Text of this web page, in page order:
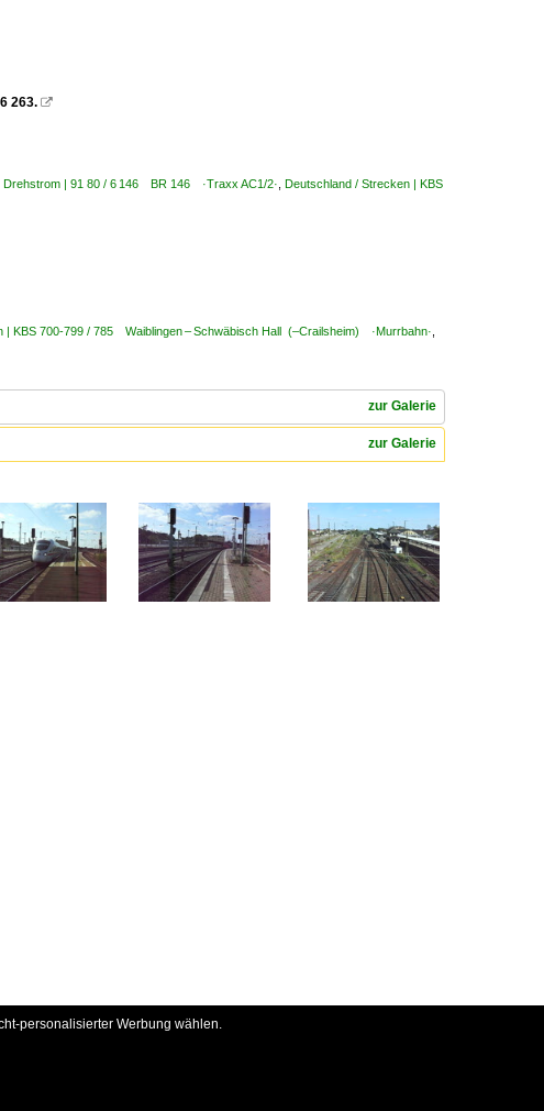
263. 
Drehstrom | 91 80 / 6 146 BR 146 ·Traxx AC1/2· Deutschland / Strecken | KBS
| KBS 700-799 / 785 Waiblingen – Schwäbisch Hall (–Crailsheim) ·Murrbahn·
zur Galerie
zur Galerie
personalisierter Werbung wählen.